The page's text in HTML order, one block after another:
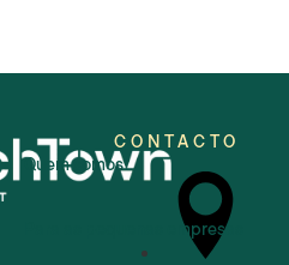
Quem somos
Para as pequenas empresas
CONTACTO